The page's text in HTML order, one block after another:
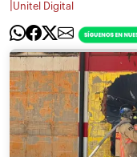
Unitel Digital